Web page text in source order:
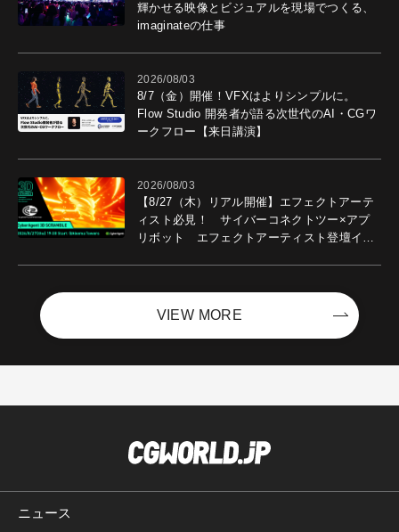
輝かせる映像とビジュアルを現場でつくる、
imaginateの仕事
2026/08/03
8/7（金）開催！VFXはよりシンプルに。
Flow Studio 開発者が語る次世代のAI・CGワ
ークフロー【来日講演】
2026/08/03
【8/27（木）リアル開催】エフェクトアーテ
ィスト必見！ サイバーコネクトツー×アプ
リボット エフェクトアーティスト登壇イベ
VIEW MORE
ニュース